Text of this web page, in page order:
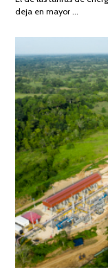
deja en mayor …